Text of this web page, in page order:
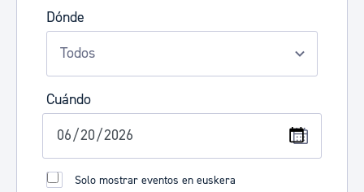
Dónde
Cuándo
Solo mostrar eventos en euskera